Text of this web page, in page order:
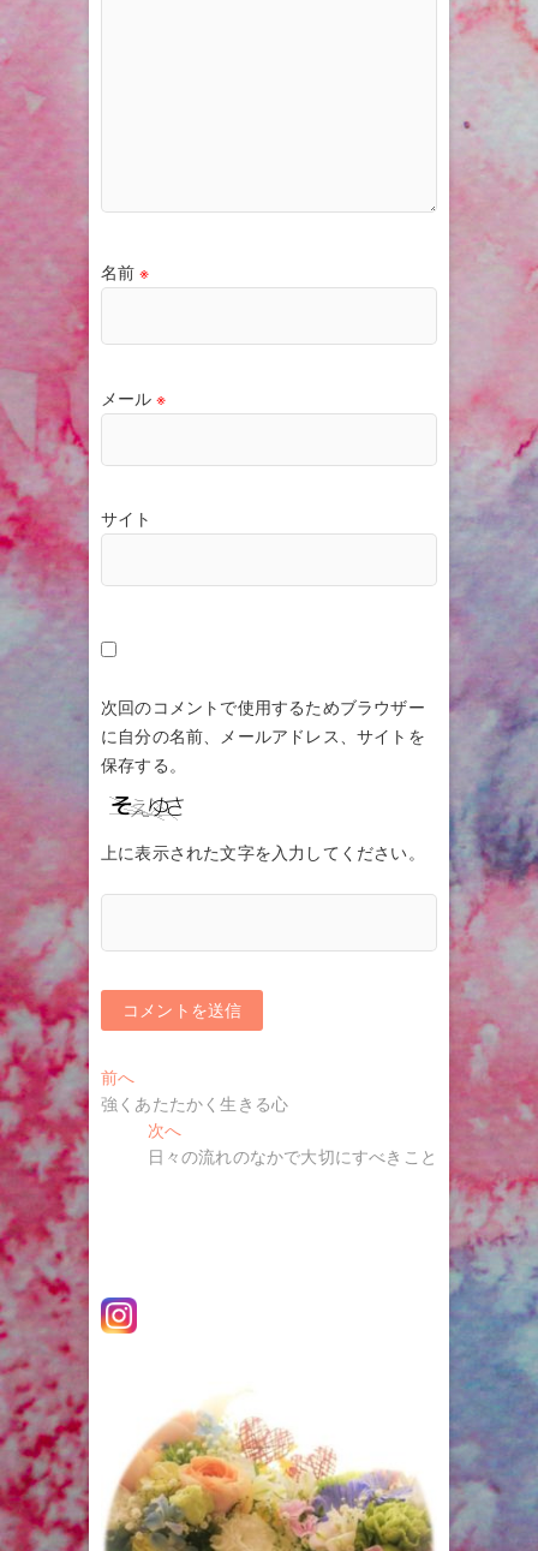
名前 ※
メール ※
サイト
次回のコメントで使用するためブラウザー
に自分の名前、メールアドレス、サイトを
保存する。
上に表示された文字を入力してください。
投
稿
シ
前へ
去
の
投
強くあたたかく生きる心
次へ
の
日々の流れのなかで大切にすべきこと